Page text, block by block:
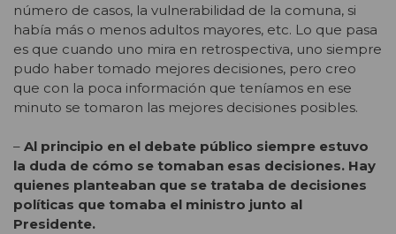
número de casos, la vulnerabilidad de la comuna, si
había más o menos adultos mayores, etc. Lo que pasa
es que cuando uno mira en retrospectiva, uno siempre
pudo haber tomado mejores decisiones, pero creo
que con la poca información que teníamos en ese
minuto se tomaron las mejores decisiones posibles.
– Al principio en el debate público siempre estuvo
la duda de cómo se tomaban esas decisiones. Hay
quienes planteaban que se trataba de decisiones
políticas que tomaba el ministro junto al
Presidente.